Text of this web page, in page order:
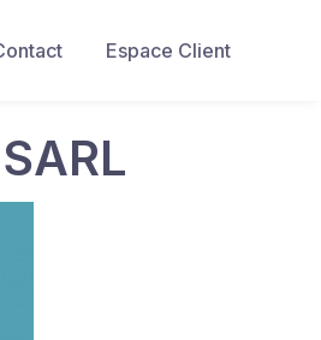
Espace Client